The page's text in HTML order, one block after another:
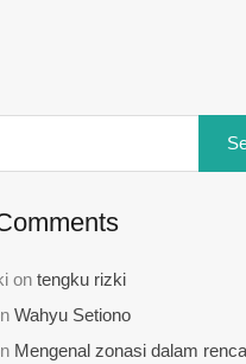
on tengku rizki
Wahyu Setiono
Mengenal zonasi dalam